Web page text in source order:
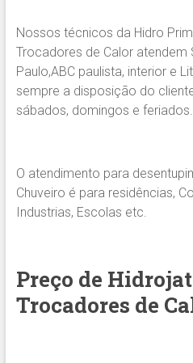
Nossos técnicos da Hidro
Trocadores de Calor atendem
Paulo,ABC paulista, interior e
sempre a disposição do
sábados, domingos e feriados.
O atendimento para
Chuveiro é para residências,
Industrias, Escolas etc.
Preço de
Trocadores de